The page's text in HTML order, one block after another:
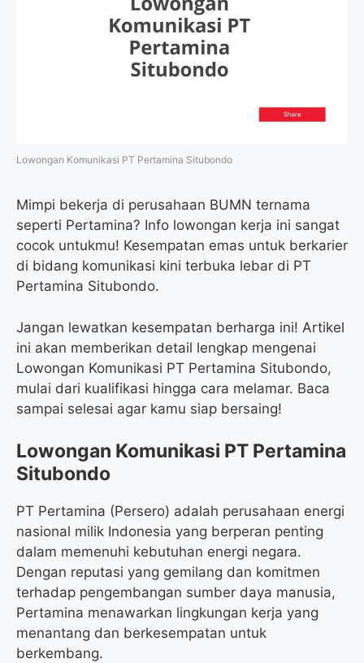
Lowongan Komunikasi PT Pertamina Situbondo
Mimpi bekerja di perusahaan BUMN ternama
seperti Pertamina? Info lowongan kerja ini sangat
cocok untukmu! Kesempatan emas untuk berkarier
di bidang komunikasi kini terbuka lebar di PT
Pertamina Situbondo.
Jangan lewatkan kesempatan berharga ini! Artikel
ini akan memberikan detail lengkap mengenai
Lowongan Komunikasi PT Pertamina Situbondo,
mulai dari kualifikasi hingga cara melamar. Baca
sampai selesai agar kamu siap bersaing!
Lowongan Komunikasi PT Pertamina
Situbondo
PT Pertamina (Persero) adalah perusahaan energi
nasional milik Indonesia yang berperan penting
dalam memenuhi kebutuhan energi negara.
Dengan reputasi yang gemilang dan komitmen
terhadap pengembangan sumber daya manusia,
Pertamina menawarkan lingkungan kerja yang
menantang dan berkesempatan untuk
berkembang.